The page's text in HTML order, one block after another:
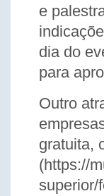
e
dia do
para
Outro
gratuita,
(https://
superior/